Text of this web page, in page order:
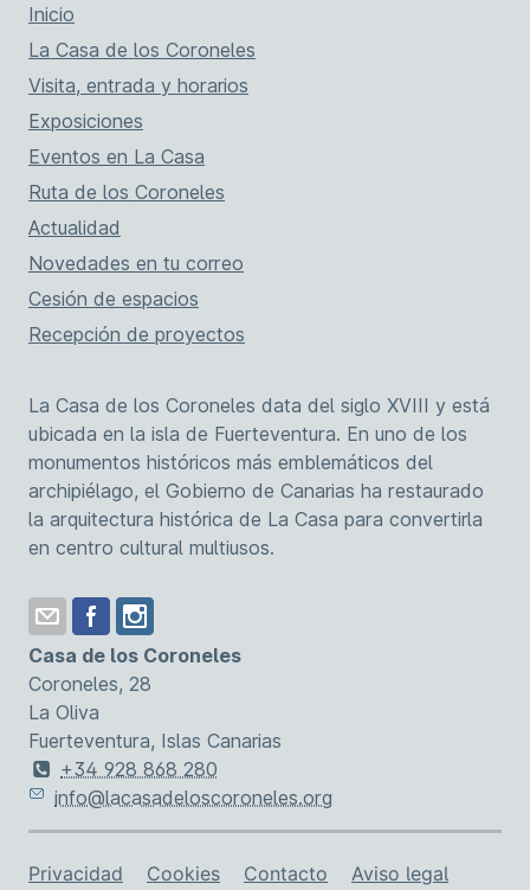
Inicio
La Casa de los Coroneles
Visita, entrada y horarios
Exposiciones
Eventos en La Casa
Ruta de los Coroneles
Actualidad
Novedades en tu correo
Cesión de espacios
Recepción de proyectos
La Casa de los Coroneles data del siglo XVIII y está
ubicada en la isla de Fuerteventura. En uno de los
monumentos históricos más emblemáticos del
archipiélago, el Gobierno de Canarias ha restaurado
la arquitectura histórica de La Casa para convertirla
en centro cultural multiusos.
Casa de los Coroneles
Coroneles, 28
La Oliva
Fuerteventura, Islas Canarias
+34 928 868 280
info@lacasadeloscoroneles.org
Enlaces de asistencia
Privacidad Cookies Contacto
Aviso legal